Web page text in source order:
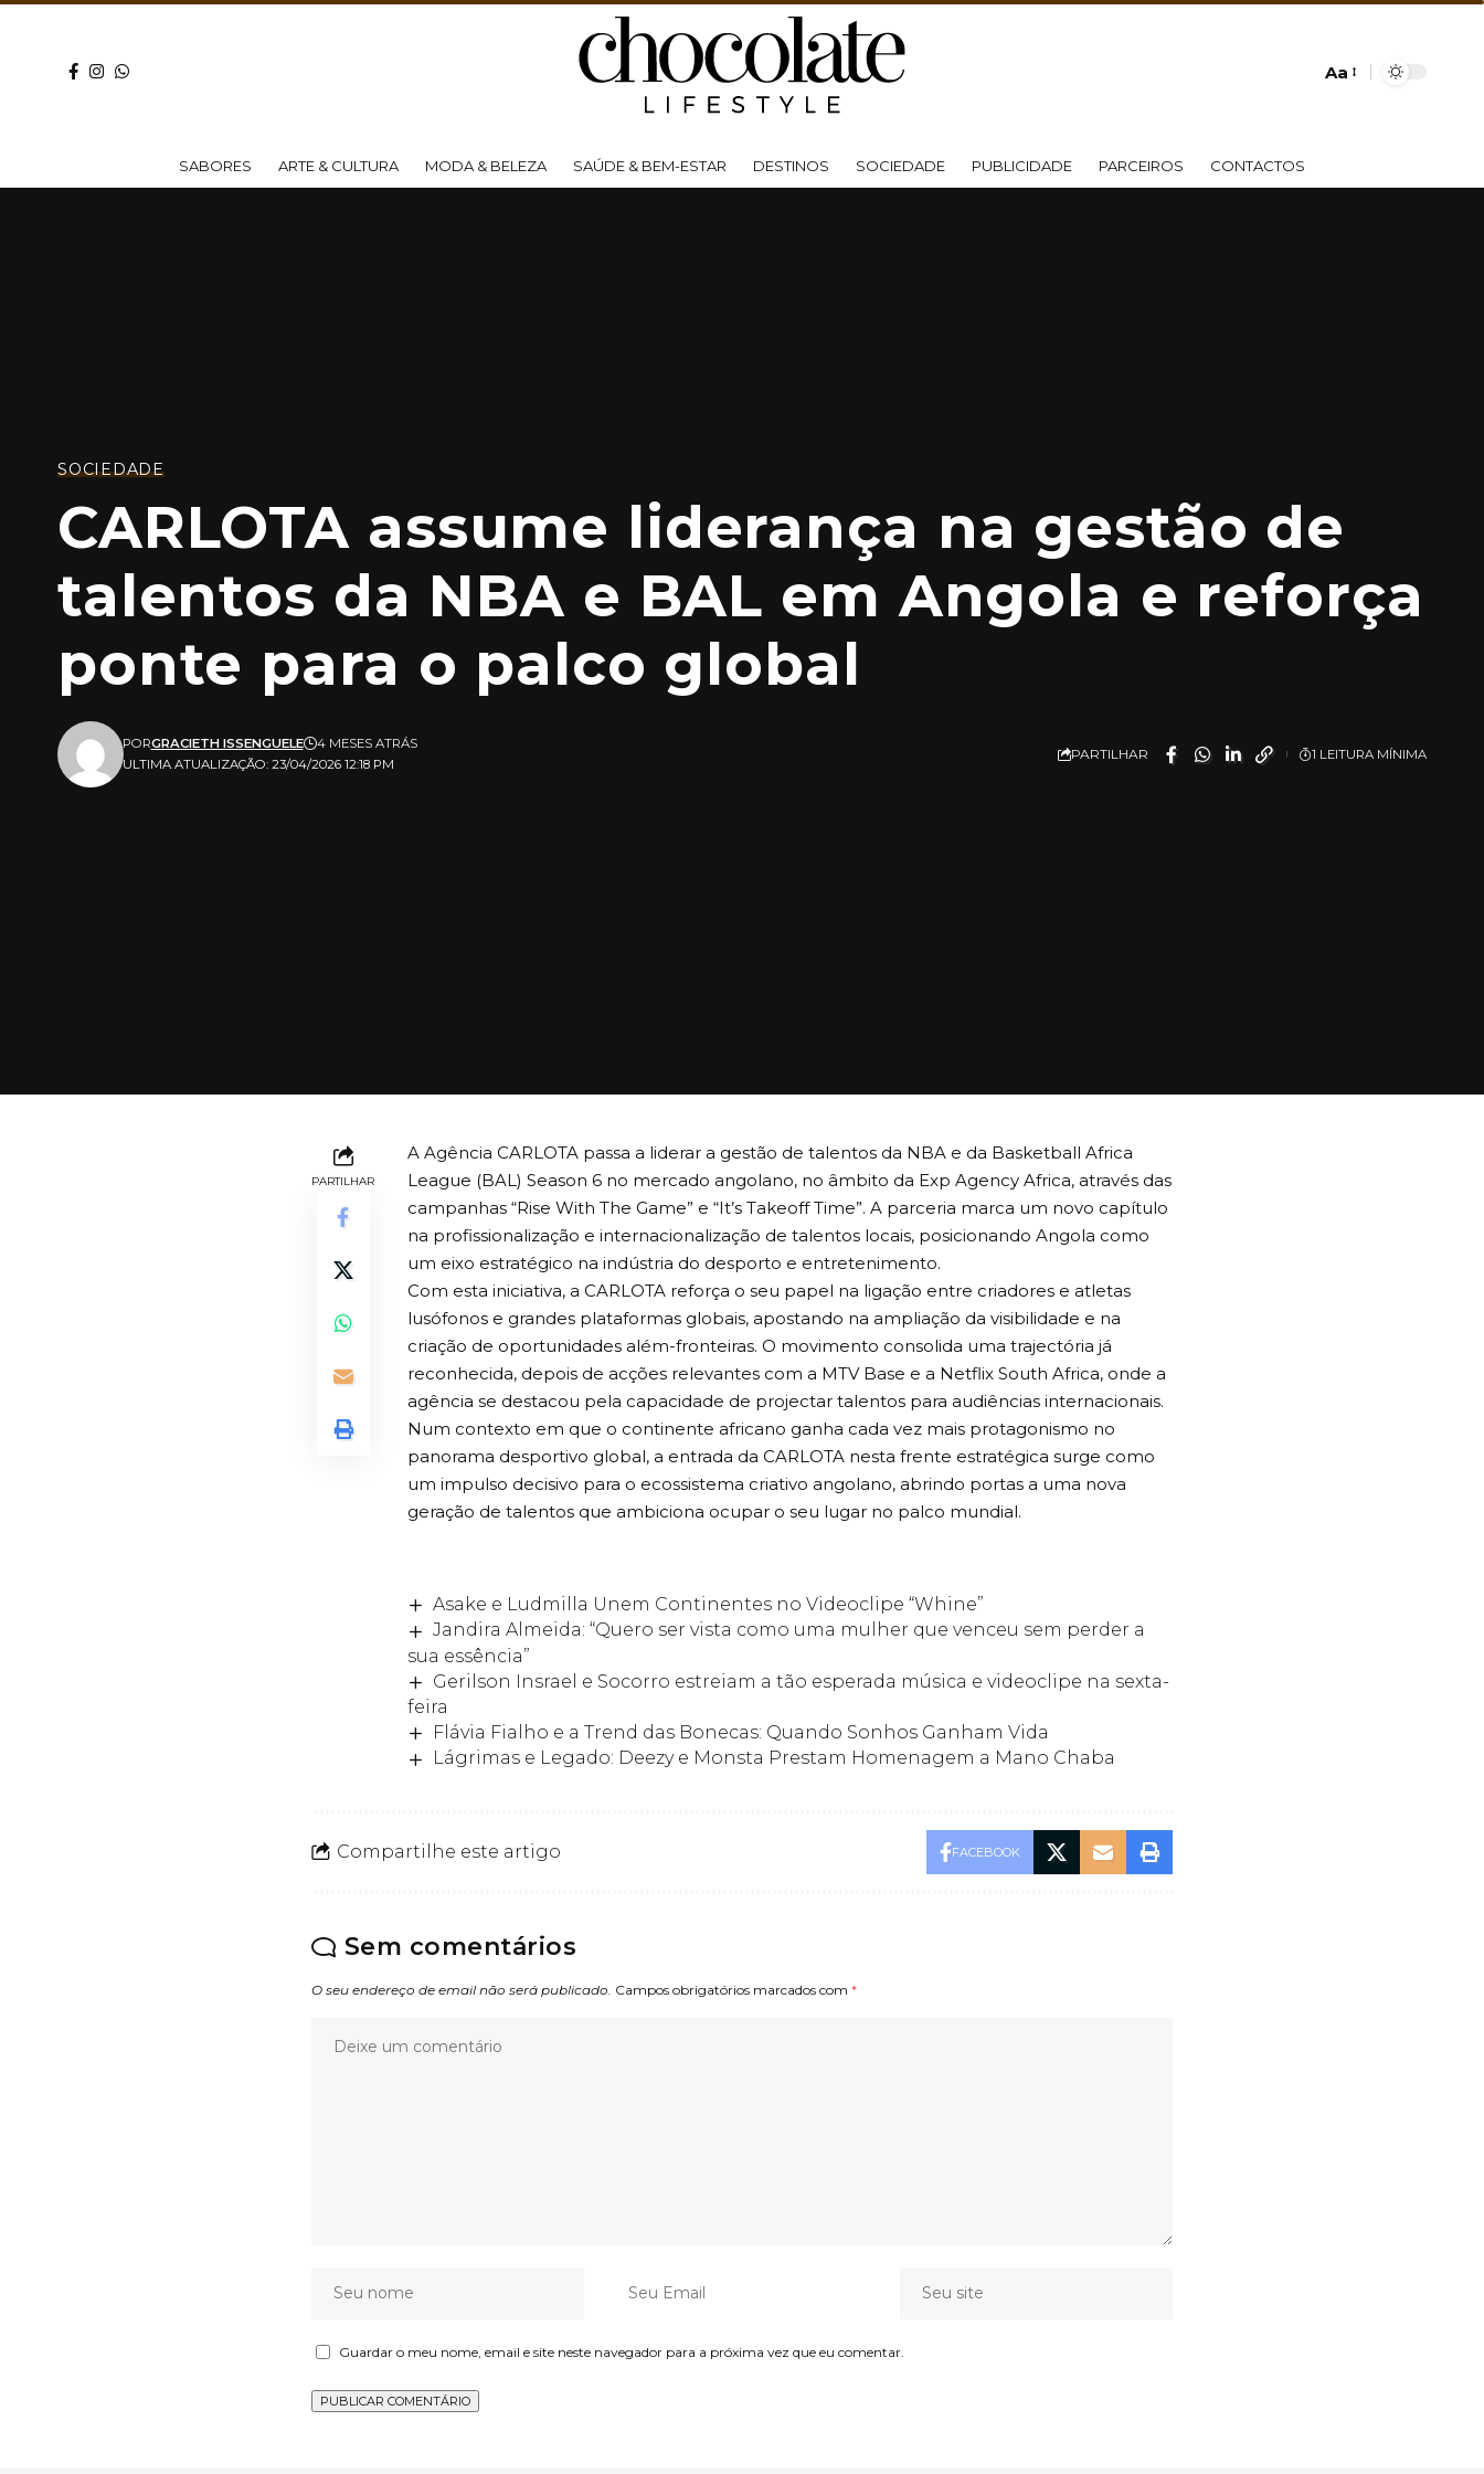
Aa
SABORES ARTE & CULTURA MODA & BELEZA SAÚDE & BEM-ESTAR DESTINOS SOCIEDADE PUBLICIDADE PARCEIROS CONTACTOS
SOCIEDADE
CARLOTA assume liderança na gestão de
talentos da NBA e BAL em Angola e reforça
ponte para o palco global
ULTIMA ATUALIZAÇÃO: 23/04/2026 12:18 PM
PORGRACIETH ISSENGUELE 4 MESES ATRÁS
PARTILHAR 1 LEITURA MÍNIMA
PARTILHAR
A Agência CARLOTA passa a liderar a gestão de talentos da NBA e da Basketball Africa
League (BAL) Season 6 no mercado angolano, no âmbito da Exp Agency Africa, através das
campanhas “Rise With The Game” e “It’s Takeoff Time”. A parceria marca um novo capítulo
na profissionalização e internacionalização de talentos locais, posicionando Angola como
um eixo estratégico na indústria do desporto e entretenimento.
Com esta iniciativa, a CARLOTA reforça o seu papel na ligação entre criadores e atletas
lusófonos e grandes plataformas globais, apostando na ampliação da visibilidade e na
criação de oportunidades além-fronteiras. O movimento consolida uma trajectória já
reconhecida, depois de acções relevantes com a MTV Base e a Netflix South Africa, onde a
agência se destacou pela capacidade de projectar talentos para audiências internacionais.
Num contexto em que o continente africano ganha cada vez mais protagonismo no
panorama desportivo global, a entrada da CARLOTA nesta frente estratégica surge como
um impulso decisivo para o ecossistema criativo angolano, abrindo portas a uma nova
geração de talentos que ambiciona ocupar o seu lugar no palco mundial.
Asake e Ludmilla Unem Continentes no Videoclipe “Whine”
Jandira Almeida: “Quero ser vista como uma mulher que venceu sem perder a
sua essência”
Gerilson Insrael e Socorro estreiam a tão esperada música e videoclipe na sexta-
feira
Flávia Fialho e a Trend das Bonecas: Quando Sonhos Ganham Vida
Lágrimas e Legado: Deezy e Monsta Prestam Homenagem a Mano Chaba
Compartilhe este artigo FACEBOOK
Sem comentários
O seu endereço de email não será publicado. Campos obrigatórios marcados com *
Guardar o meu nome, email e site neste navegador para a próxima vez que eu comentar.